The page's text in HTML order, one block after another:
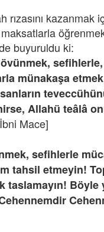
rızasını kazanmak
buyuruldu ki:
münakaşa
Allahü teâlâ
Mace]
sefihlerle
tahsil etmeyin!
taslamayın! Böyle